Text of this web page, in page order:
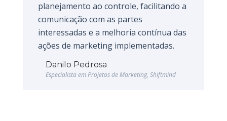
planejamento ao controle, facilitando a
comunicação com as partes
interessadas e a melhoria contínua das
ações de marketing implementadas.
Danilo Pedrosa
Especialista em Projetos de Marketing, Shiftmind